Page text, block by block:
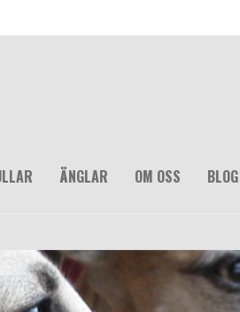
ÄNGLAR OM OSS BLOG